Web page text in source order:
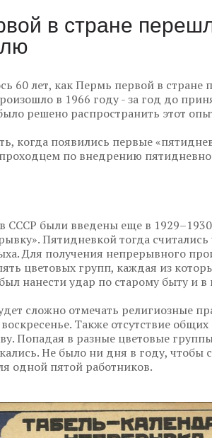
в стране
60 лет, как Пермь первой в
в 1966 году - за год до
решено распространить этот
когда появились первые
по внедрению
СССР были введены еще в 1929–1930
Пятидневкой тогда
Для получения непрерывного
цветовых групп, каждая из
нанести удар по старому быту и
сложно отмечать религиозные
Также отсутствие
Попадая в разные цветовые
Не было ни дня в году, чтобы
одной пятой работников.